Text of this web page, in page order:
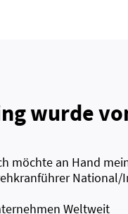
wurde
möchte an Hand
Weltweit